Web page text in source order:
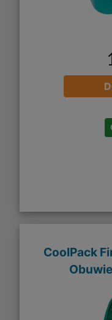
CoolPack